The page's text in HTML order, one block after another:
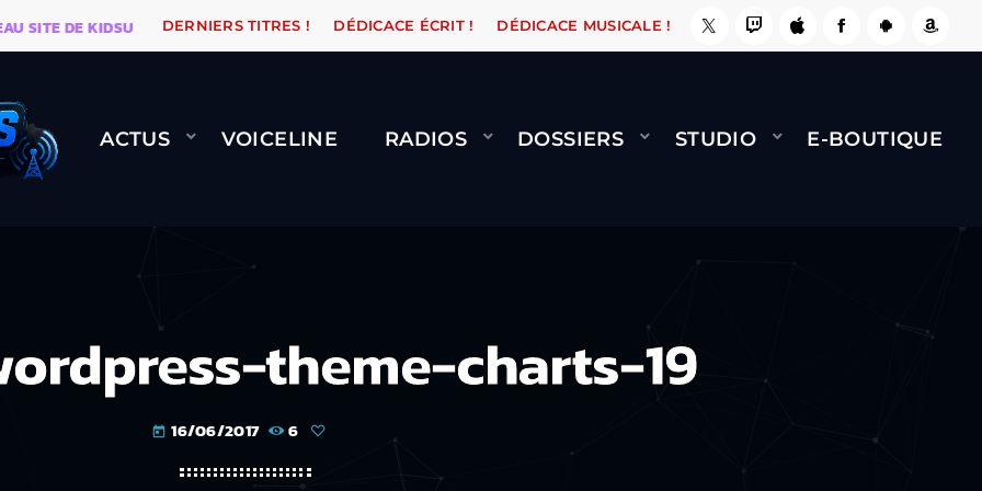
DE KIDSUNE WARÉTRO ORANGE ROAD QUI PASSE, ÇA LE FAIT ! NAMI BERNARD MINET - FLY
DERNIERS TITRES ! DÉDICACE ÉCRIT ! DÉDICACE MUSICALE !
ACTUS VOICELINE RADIOS DOSSIERS STUDIO E-BOUTIQUE
theme-charts-19
today 16/06/2017 6